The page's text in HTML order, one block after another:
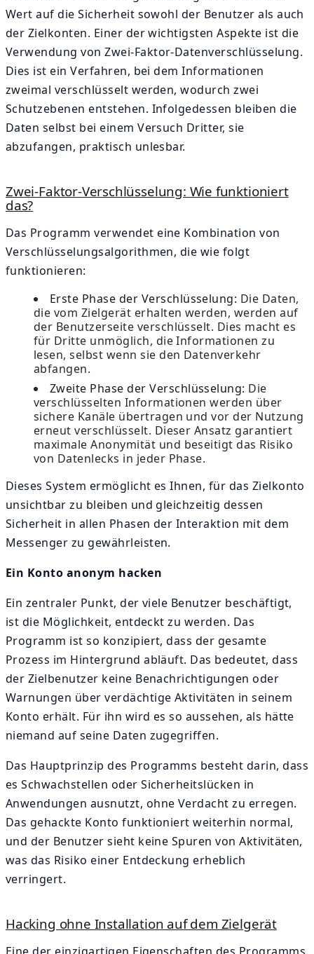
Wert auf die Sicherheit sowohl der Benutzer als auch
der Zielkonten. Einer der wichtigsten Aspekte ist die
Verwendung von Zwei-Faktor-Datenverschlüsselung.
Dies ist ein Verfahren, bei dem Informationen
zweimal verschlüsselt werden, wodurch zwei
Schutzebenen entstehen. Infolgedessen bleiben die
Daten selbst bei einem Versuch Dritter, sie
abzufangen, praktisch unlesbar.
Zwei-Faktor-Verschlüsselung: Wie funktioniert
das?
Das Programm verwendet eine Kombination von
Verschlüsselungsalgorithmen, die wie folgt
funktionieren:
Erste Phase der Verschlüsselung: Die Daten,
die vom Zielgerät erhalten werden, werden auf
der Benutzerseite verschlüsselt. Dies macht es
für Dritte unmöglich, die Informationen zu
lesen, selbst wenn sie den Datenverkehr
abfangen.
Zweite Phase der Verschlüsselung: Die
verschlüsselten Informationen werden über
sichere Kanäle übertragen und vor der Nutzung
erneut verschlüsselt. Dieser Ansatz garantiert
maximale Anonymität und beseitigt das Risiko
von Datenlecks in jeder Phase.
Dieses System ermöglicht es Ihnen, für das Zielkonto
unsichtbar zu bleiben und gleichzeitig dessen
Sicherheit in allen Phasen der Interaktion mit dem
Messenger zu gewährleisten.
Ein Konto anonym hacken
Ein zentraler Punkt, der viele Benutzer beschäftigt,
ist die Möglichkeit, entdeckt zu werden. Das
Programm ist so konzipiert, dass der gesamte
Prozess im Hintergrund abläuft. Das bedeutet, dass
der Zielbenutzer keine Benachrichtigungen oder
Warnungen über verdächtige Aktivitäten in seinem
Konto erhält. Für ihn wird es so aussehen, als hätte
niemand auf seine Daten zugegriffen.
Das Hauptprinzip des Programms besteht darin, dass
es Schwachstellen oder Sicherheitslücken in
Anwendungen ausnutzt, ohne Verdacht zu erregen.
Das gehackte Konto funktioniert weiterhin normal,
und der Benutzer sieht keine Spuren von Aktivitäten,
was das Risiko einer Entdeckung erheblich
verringert.
Hacking ohne Installation auf dem Zielgerät